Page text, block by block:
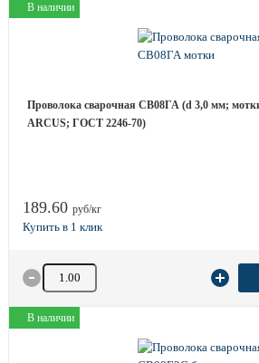
В наличии
Проволока сварочная СВ08ГА (d 3,0 мм;
ARCUS; ГОСТ 2246-70)
189.60 руб/кг
Количество товара
В наличии